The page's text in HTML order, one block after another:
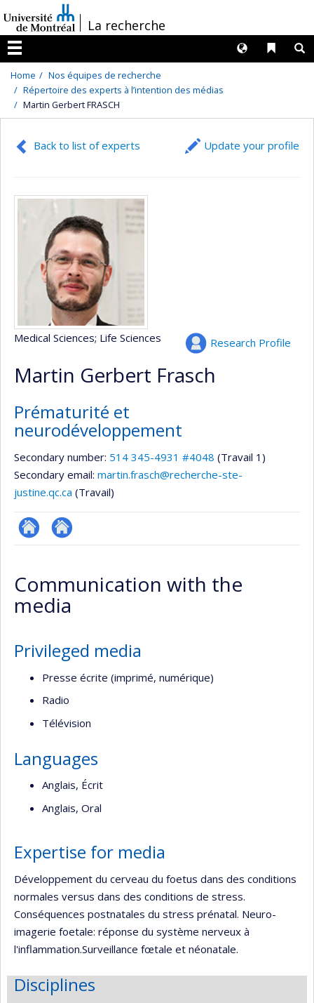
au
contenu
/La recherche
Menu
Liens
Langues
Home
Nos équipes de recherche
Répertoire des experts à l’intention des médias
Martin Gerbert FRASCH
Back to list of experts Update your profile
Research Profile
Medical Sciences; Life Sciences
Martin Gerbert Frasch
Prématurité et
neurodéveloppement
Secondary number: 514 345-4931 #4048 (Travail 1)
Secondary email: martin.frasch@recherche-ste-
justine.qc.ca (Travail)
Autre
web
Autre
web
Communication with the
media
Privileged media
Presse écrite (imprimé, numérique)
Radio
Télévision
Languages
Anglais, Écrit
Anglais, Oral
Expertise for media
Développement du cerveau du foetus dans des conditions
normales versus dans des conditions de stress.
Conséquences postnatales du stress prénatal. Neuro-
imagerie foetale: réponse du système nerveux à
l'inflammation.Surveillance fœtale et néonatale.
Disciplines